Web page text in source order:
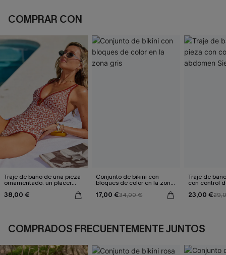
COMPRAR CON
Traje de baño de una pieza
ornamentado: un placer
38,00 €
Conjunto de bikini con
bloques de color en la zona
17,00 €34,00 €
Traje de
con control
23,00 €
COMPRADOS FRECUENTEMENTE JUNTOS